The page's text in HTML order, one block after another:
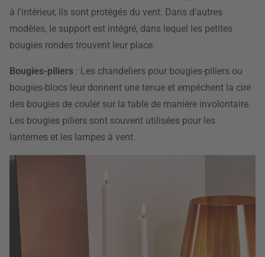
à l'intérieur, ils sont protégés du vent. Dans d'autres
modèles, le support est intégré, dans lequel les petites
bougies rondes trouvent leur place.
Bougies-piliers : Les chandeliers pour bougies-piliers ou
bougies-blocs leur donnent une tenue et empêchent la cire
des bougies de couler sur la table de manière involontaire.
Les bougies piliers sont souvent utilisées pour les
lanternes et les lampes à vent.